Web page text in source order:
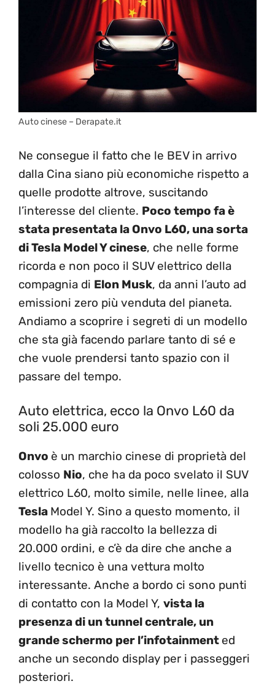
Auto cinese – Derapate.it
Ne consegue il fatto che le BEV in arrivo
dalla Cina siano più economiche rispetto a
quelle prodotte altrove, suscitando
l’interesse del cliente. Poco tempo fa è
stata presentata la Onvo L60, una sorta
di Tesla Model Y cinese, che nelle forme
ricorda e non poco il SUV elettrico della
compagnia di Elon Musk, da anni l’auto ad
emissioni zero più venduta del pianeta.
Andiamo a scoprire i segreti di un modello
che sta già facendo parlare tanto di sé e
che vuole prendersi tanto spazio con il
passare del tempo.
Auto elettrica, ecco la Onvo L60 da
soli 25.000 euro
Onvo è un marchio cinese di proprietà del
colosso Nio, che ha da poco svelato il SUV
elettrico L60, molto simile, nelle linee, alla
Tesla Model Y. Sino a questo momento, il
modello ha già raccolto la bellezza di
20.000 ordini, e c’è da dire che anche a
livello tecnico è una vettura molto
interessante. Anche a bordo ci sono punti
di contatto con la Model Y, vista la
presenza di un tunnel centrale, un
grande schermo per l’infotainment ed
anche un secondo display per i passeggeri
posteriori.